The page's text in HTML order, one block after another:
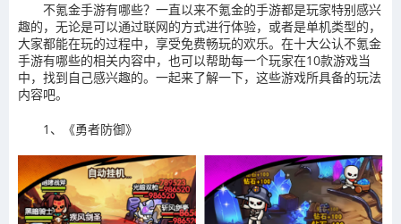
不氪金手游有哪些？一直以来不氪金的手游都是玩家特别感兴
趣的，无论是可以通过联网的方式进行体验，或者是单机类型的，
大家都能在玩的过程中，享受免费畅玩的欢乐。在十大公认不氪金
手游有哪些的相关内容中，也可以帮助每一个玩家在10款游戏当
中，找到自己感兴趣的。一起来了解一下，这些游戏所具备的玩法
内容吧。
1、《勇者防御》